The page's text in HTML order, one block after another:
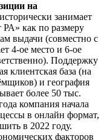
на
занимает
как по размеру
выдачи (совместно с
4-ое место и 6-ое
Поддержку
клиентская база (на
и география
более 50 тыс.
компания начала
в онлайн формат,
в 2022 году.
факторов